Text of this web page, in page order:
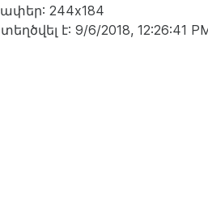
244x184
է: 9/6/2018, 12:26:41